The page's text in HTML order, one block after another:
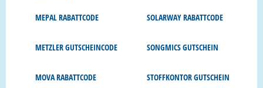
MEPAL RABATTCODE
METZLER GUTSCHEINCODE
MOVA RABATTCODE
SOLARWAY RABATTCODE
SONGMICS GUTSCHEIN
STOFFKONTOR GUTSCHEIN